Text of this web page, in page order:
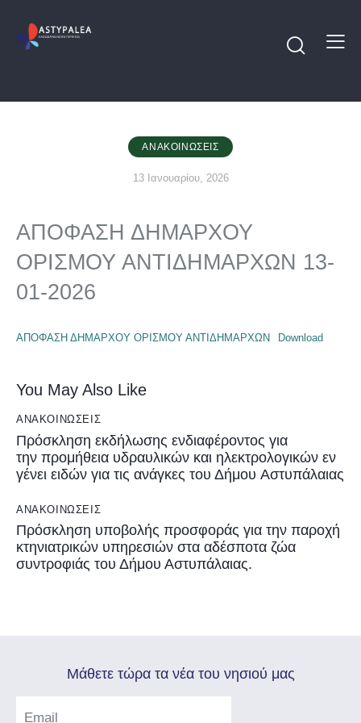
ΑΝΑΚΟΙΝΏΣΕΙΣ
13 Ιανουαρίου, 2026
ΑΠΟΦΑΣΗ ΔΗΜΑΡΧΟΥ
ΟΡΙΣΜΟΥ ΑΝΤΙΔΗΜΑΡΧΩΝ 13-
01-2026
ΑΠΟΦΑΣΗ ΔΗΜΑΡΧΟΥ ΟΡΙΣΜΟΥ ΑΝΤΙΔΗΜΑΡΧΩΝ Download
You May Also Like
ΑΝΑΚΟΙΝΏΣΕΙΣ
Πρόσκληση εκδήλωσης ενδιαφέροντος για
την προμήθεια υδραυλικών και ηλεκτρολογικών εν
γένει ειδών για τις ανάγκες του Δήμου Αστυπάλαιας
ΑΝΑΚΟΙΝΏΣΕΙΣ
Πρόσκληση υποβολής προσφοράς για την παροχή
κτηνιατρικών υπηρεσιών στα αδέσποτα ζώα
συντροφιάς του Δήμου Αστυπάλαιας.
Mάθετε τώρα τα νέα του νησιού μας